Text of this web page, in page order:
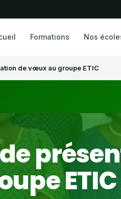
Formations Nos
de vœux au groupe ETIC
ETIC